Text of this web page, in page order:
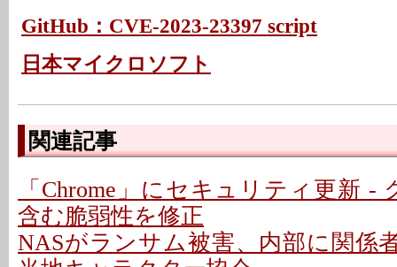
GitHub：CVE-2023-23397 script
日本マイクロソフト
関連記事
「Chrome」にセキュリティ更新 -
含む脆弱性を修正
NASがランサム被害、内部に関係